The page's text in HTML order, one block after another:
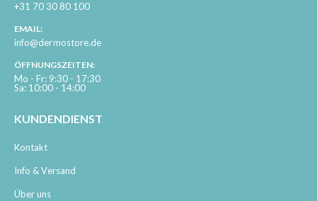
+31 70 30 80 100
EMAIL:
info@dermostore.de
ÖFFNUNGSZEITEN:
Mo - Fr: 9:30 - 17:30
Sa: 10:00 - 14:00
KUNDENDIENST
Kontakt
Info & Versand
Über uns